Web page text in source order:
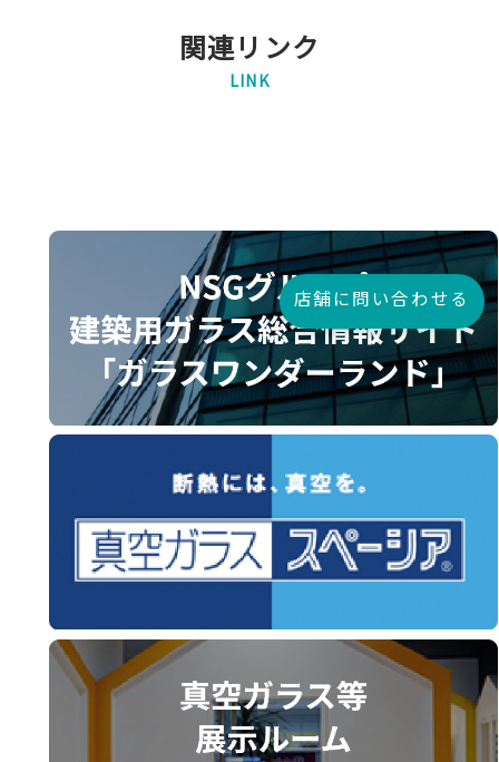
関連リンク
LINK
店舗に問い合わせる